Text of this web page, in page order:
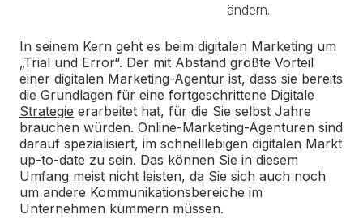
ändern.
In seinem Kern geht es beim digitalen Marketing um
„Trial und Error“. Der mit Abstand größte Vorteil
einer digitalen Marketing-Agentur ist, dass sie bereits
die Grundlagen für eine fortgeschrittene Digitale
Strategie erarbeitet hat, für die Sie selbst Jahre
brauchen würden. Online-Marketing-Agenturen sind
darauf spezialisiert, im schnelllebigen digitalen Markt
up-to-date zu sein. Das können Sie in diesem
Umfang meist nicht leisten, da Sie sich auch noch
um andere Kommunikationsbereiche im
Unternehmen kümmern müssen.